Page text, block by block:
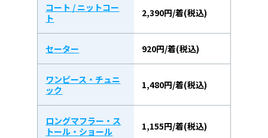
コート / ニットコー
ト
2,390円/着(税込)
セーター 920円/着(税込)
ワンピース・チュニ
ック
1,480円/着(税込)
ロングマフラー・ス
トール・ショール
1,155円/着(税込)